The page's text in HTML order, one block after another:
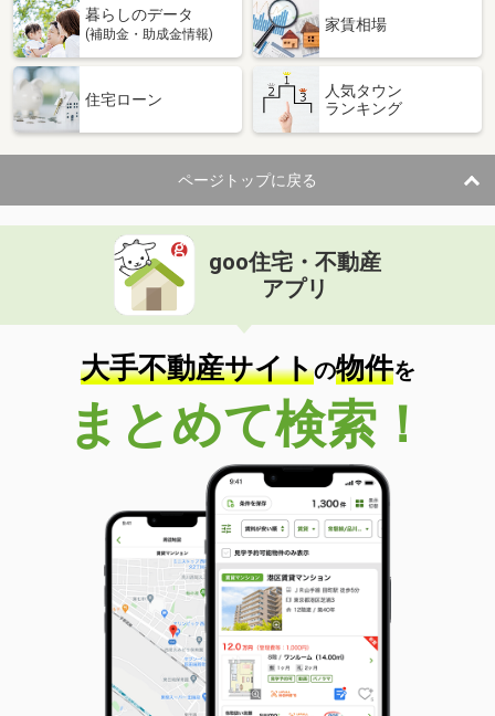
暮らしのデータ
(補助金・助成金情報)
家賃相場
住宅ローン
人気タウン
ランキング
ページトップに戻る
goo住宅・不動産
アプリ
大手不動産サイトの物件を
まとめて検索！